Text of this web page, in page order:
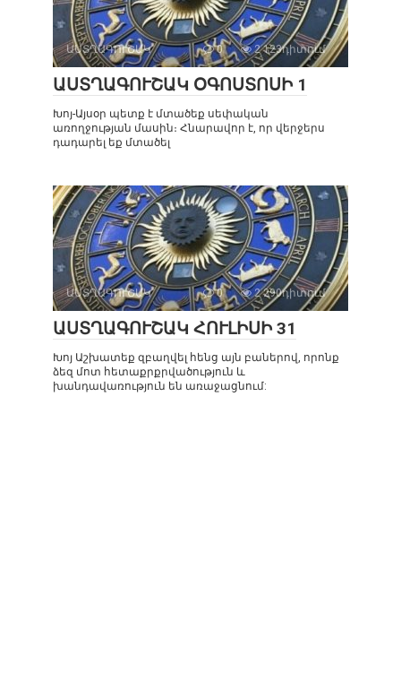
ԱՍՏՂԱԳՈՒՇԱԿ 0 2 123դիտում
ԱՍՏՂԱԳՈՒՇԱԿ ՕԳՈՍՏՈՍԻ 1
Խոյ-Այսօր պետք է մտածեք սեփական
առողջության մասին։ Հնարավոր է, որ վերջերս
դադարել եք մտածել
ԱՍՏՂԱԳՈՒՇԱԿ 0 2 290դիտում
ԱՍՏՂԱԳՈՒՇԱԿ ՀՈՒԼԻՍԻ 31
Խոյ Աշխատեք զբաղվել հենց այն բաներով, որոնք
ձեզ մոտ հետաքրքրվածություն և
խանդավառություն են առաջացնում: